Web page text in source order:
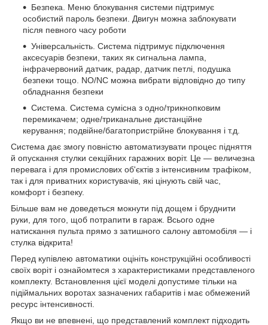
Безпека. Меню блокування системи підтримує
особистий пароль безпеки. Двигун можна заблокувати
після певного часу роботи
Універсальність. Система підтримує підключення
аксесуарів безпеки, таких як сигнальна лампа,
інфрачервоний датчик, радар, датчик петлі, подушка
безпеки тощо. NO/NC можна вибрати відповідно до типу
обладнання безпеки
Система. Система сумісна з одно/трикнопковим
перемикачем; одне/триканальне дистанційне
керування; подвійне/багатопристрійне блокування і т.д.
Система дає змогу повністю автоматизувати процес підняття
й опускання стулки секційних гаражних воріт. Це — величезна
перевага і для промислових об'єктів з інтенсивним трафіком,
так і для приватних користувачів, які цінують свій час,
комфорт і безпеку.
Більше вам не доведеться мокнути під дощем і бруднити
руки, для того, щоб потрапити в гараж. Всього одне
натискання пульта прямо з затишного салону автомобіля — і
стулка відкрита!
Перед купівлею автоматики оцініть конструкційні особливості
своїх воріт і ознайомтеся з характеристиками представленого
комплекту. Встановлення цієї моделі допустиме тільки на
підіймальних воротах зазначених габаритів і має обмежений
ресурс інтенсивності.
Якщо ви не впевнені, що представлений комплект підходить